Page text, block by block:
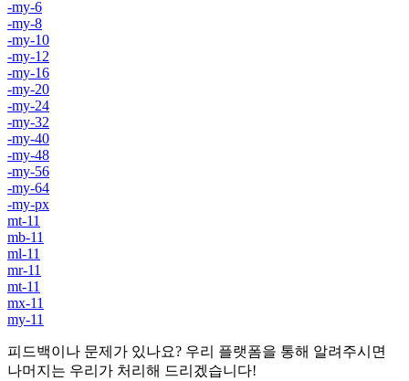
-my-6
-my-8
-my-10
-my-12
-my-16
-my-20
-my-24
-my-32
-my-40
-my-48
-my-56
-my-64
-my-px
mt-11
mb-11
ml-11
mr-11
mt-11
mx-11
my-11
피드백이나 문제가 있나요? 우리 플랫폼을 통해 알려주시면
나머지는 우리가 처리해 드리겠습니다!